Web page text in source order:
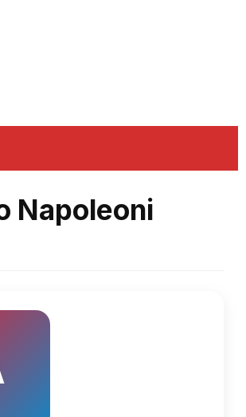
Napoleoni